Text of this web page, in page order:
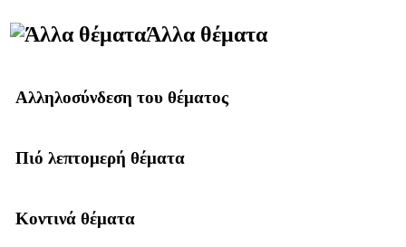
Άλλα θέματα
Αλληλοσύνδεση του θέματος
Πιό λεπτομερή θέματα
Κοντινά θέματα